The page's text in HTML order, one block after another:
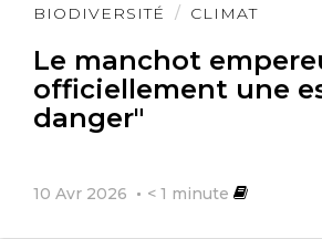
BIODIVERSITÉ CLIMAT
Le manchot
officiellement une
danger"
10 Avr 2026 < 1 minute
Lire